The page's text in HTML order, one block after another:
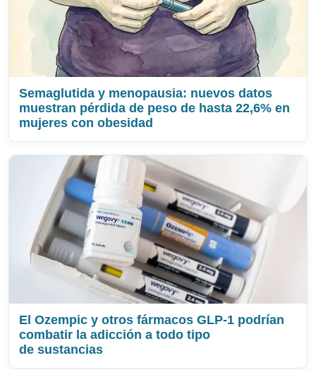
Semaglutida y menopausia: nuevos datos
muestran pérdida de peso de hasta 22,6% en
mujeres con obesidad
El Ozempic y otros fármacos GLP‑1 podrían
combatir la adicción a todo tipo
de sustancias